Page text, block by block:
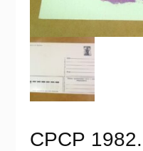
СРСР